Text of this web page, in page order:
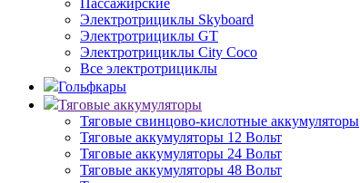
Пассажирские
Электротрициклы Skyboard
Электротрициклы GT
Электротрициклы City Coco
Все электротрициклы
Гольфкары
Тяговые аккумуляторы
Тяговые свинцово-кислотные аккумуляторы
Тяговые аккумуляторы 12 Вольт
Тяговые аккумуляторы 24 Вольт
Тяговые аккумуляторы 48 Вольт